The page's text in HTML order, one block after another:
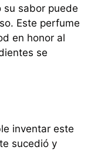
su sabor puede
Este perfume
en honor al
se
inventar este
sucedió y